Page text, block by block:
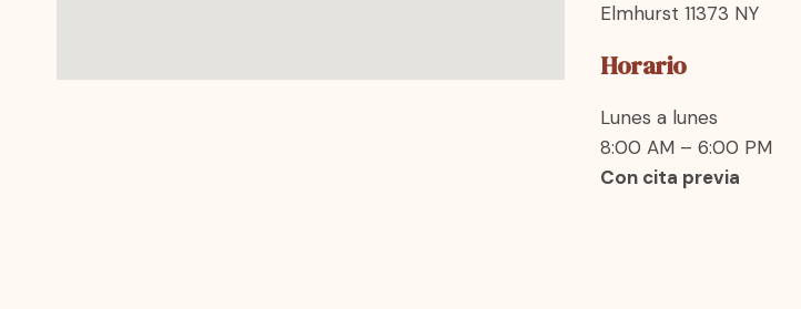
Elmhurst 11373 NY
Horario
Lunes a lunes
8:00 AM – 6:00 PM
Con cita previa